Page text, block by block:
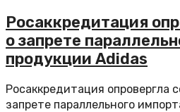
Росаккредитация
о запрете
продукции Adidas
Росаккредитация опровергла
запрете параллельного